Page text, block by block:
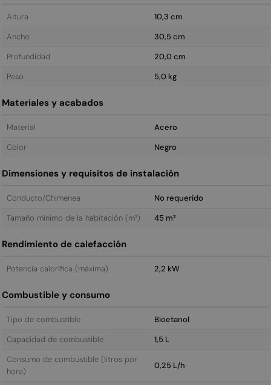
Altura
10,3 cm
Ancho
30,5 cm
Profundidad
20,0 cm
Peso
5,0 kg
Materiales y acabados
Material
Acero
Color
Negro
Dimensiones y requisitos de instalación
Conducto/Chimenea
No requerido
Tamaño mínimo de la habitación (m³)
45 m³
Rendimiento de calefacción
Potencia calorífica (máxima) 2,2 kW
Combustible y consumo
Tipo de combustible
Bioetanol
Capacidad de combustible
1,5 L
Consumo de combustible (litros por
hora)
0,25 L/h